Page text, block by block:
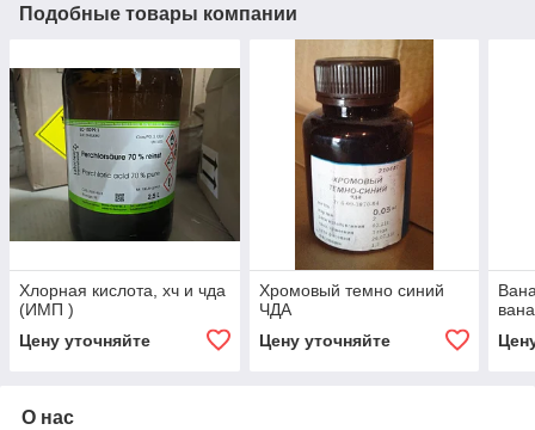
Подобные товары компании
Хлорная кислота, хч и чда
(ИМП )
Цену уточняйте
Хромовый темно синий
ЧДА
Цену уточняйте
О нас